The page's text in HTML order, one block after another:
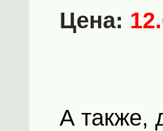
Цена:
А также,